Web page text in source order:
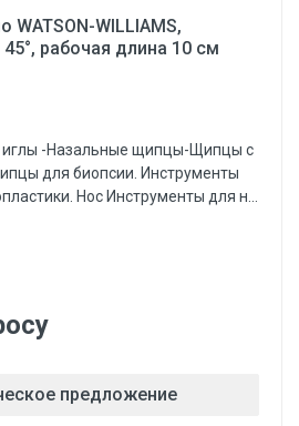
WILLIAMS,
рабочая длина 10 см
-Назальные щипцы-Щипцы с
для биопсии. Инструменты
Нос Инструменты для н...
предложение